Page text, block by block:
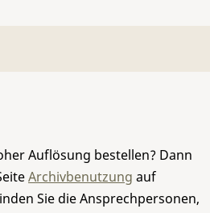
Auflösung bestellen? Dann
Archivbenutzung auf
Sie die Ansprechpersonen,